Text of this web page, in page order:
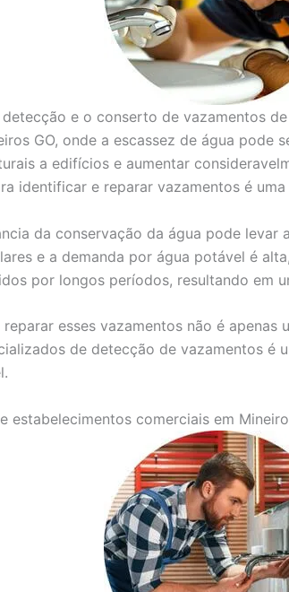
detecção e o conserto de vazamentos
GO, onde a escassez de água
a edifícios e aumentar
identificar e reparar vazamentos é
da conservação da água pode levar
e a demanda por água potável é
por longos períodos, resultando em
esses vazamentos não é
de detecção de vazamentos é
estabelecimentos comerciais em